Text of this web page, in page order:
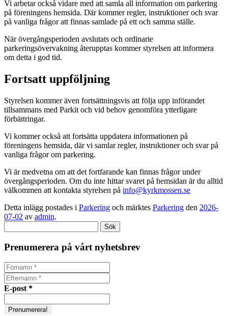
Vi arbetar också vidare med att samla all information om parkering
på föreningens hemsida. Där kommer regler, instruktioner och svar
på vanliga frågor att finnas samlade på ett och samma ställe.
När övergångsperioden avslutats och ordinarie
parkeringsövervakning återupptas kommer styrelsen att informera
om detta i god tid.
Fortsatt uppföljning
Styrelsen kommer även fortsättningsvis att följa upp införandet
tillsammans med Parkit och vid behov genomföra ytterligare
förbättringar.
Vi kommer också att fortsätta uppdatera informationen på
föreningens hemsida, där vi samlar regler, instruktioner och svar på
vanliga frågor om parkering.
Vi är medvetna om att det fortfarande kan finnas frågor under
övergångsperioden. Om du inte hittar svaret på hemsidan är du alltid
välkommen att kontakta styrelsen på info@kyrkmossen.se
Detta inlägg postades i Parkering och märktes Parkering den 2026-
07-02 av admin.
efter:
Prenumerera på vårt nyhetsbrev
E-post*